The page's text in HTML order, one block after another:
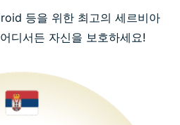
등을 위한 최고의 세르비아
디서든 자신을 보호하세요!